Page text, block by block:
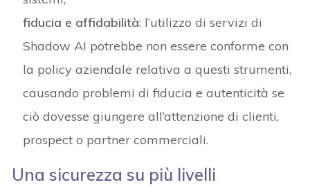
fiducia e affidabilità: l’utilizzo di servizi di
Shadow AI potrebbe non essere conforme con
la policy aziendale relativa a questi strumenti,
causando problemi di fiducia e autenticità se
ciò dovesse giungere all’attenzione di clienti,
prospect o partner commerciali.
Una sicurezza su più livelli